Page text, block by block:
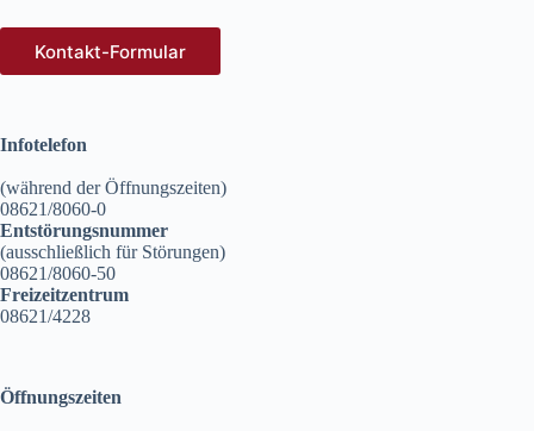
Kontakt-Formular
Infotelefon
(während der Öffnungszeiten)
08621/8060-0
Entstörungsnummer
(ausschließlich für Störungen)
08621/8060-50
Freizeitzentrum
08621/4228
Öffnungszeiten